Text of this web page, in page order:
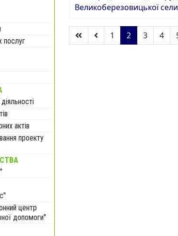
послуг
актів
проекту
центр
допомоги"
Великоберезовицької
1 2 3 4